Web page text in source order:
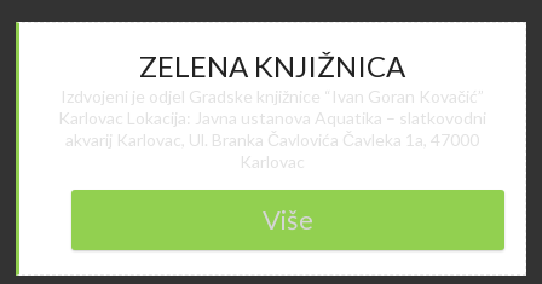
ZELENA KNJIŽNICA
Izdvojeni je odjel Gradske knjižnice “Ivan Goran Kovačić”
Karlovac Lokacija: Javna ustanova Aquatika – slatkovodni
akvarij Karlovac, Ul. Branka Čavlovića Čavleka 1a, 47000
Karlovac
Više